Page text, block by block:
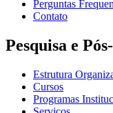
Perguntas
Contato
Pesquisa e
Estrutura
Cursos
Programas